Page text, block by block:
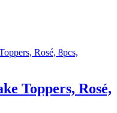
Toppers, Rosé,